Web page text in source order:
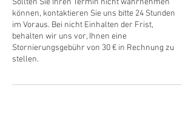
können, kontaktieren Sie uns bitte 24 Stunden
im Voraus. Bei nicht Einhalten der Frist,
behalten wir uns vor, Ihnen eine
Stornierungsgebühr von 30 € in Rechnung zu
stellen.